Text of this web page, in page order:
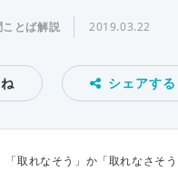
ことば解説 2019.03.22
シェアする
「取れなそう」か「取れなさそ